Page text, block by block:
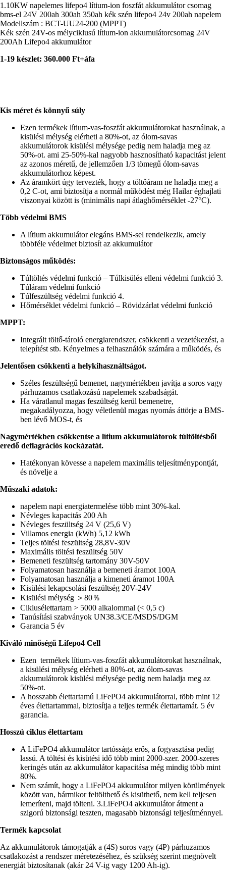
1.10KW napelemes lifepo4 lítium-ion foszfát akkumulátor csomag
bms-el 24V 200ah 300ah 350ah kék szén lifepo4 24v 200ah napelem
Modellszám : BCT-UU24-200 (MPPT)
Kék szén 24V-os mélyciklusú lítium-ion akkumulátorcsomag 24V
200Ah Lifepo4 akkumulátor
1-19 készlet: 360.000 Ft+áfa
Kis méret és könnyű súly
Ezen termékek lítium-vas-foszfát akkumulátorokat használnak, a
kisülési mélység elérheti a 80%-ot, az ólom-savas
akkumulátorok kisülési mélysége pedig nem haladja meg az
50%-ot. ami 25-50%-kal nagyobb hasznosítható kapacitást jelent
az azonos méretű, de jellemzően 1/3 tömegű ólom-savas
akkumulátorhoz képest.
Az áramkört úgy tervezték, hogy a töltőáram ne haladja meg a
0,2 C-ot, ami biztosítja a normál működést még Hailar éghajlati
viszonyai között is (minimális napi átlaghőmérséklet -27°C).
Több védelmi BMS
A lítium akkumulátor elegáns BMS-sel rendelkezik, amely
többféle védelmet biztosít az akkumulátor
Biztonságos működés:
Túltöltés védelmi funkció – Túlkisülés elleni védelmi funkció 3.
Túláram védelmi funkció
Túlfeszültség védelmi funkció 4.
Hőmérséklet védelmi funkció – Rövidzárlat védelmi funkció
MPPT:
Integrált töltő-tároló energiarendszer, csökkenti a vezetékezést, a
telepítést stb. Kényelmes a felhasználók számára a működés, és
Jelentősen csökkenti a helykihasználtságot.
Széles feszültségű bemenet, nagymértékben javítja a soros vagy
párhuzamos csatlakozású napelemek szabadságát.
Ha váratlanul magas feszültség kerül bemenetre,
megakadályozza, hogy véletlenül magas nyomás áttörje a BMS-
ben lévő MOS-t, és
Nagymértékben csökkentse a lítium akkumulátorok túltöltésből
eredő deflagrációs kockázatát.
Hatékonyan kövesse a napelem maximális teljesítménypontját,
és növelje a
Műszaki adatok:
napelem napi energiatermelése több mint 30%-kal.
Névleges kapacitás 200 Ah
Névleges feszültség 24 V (25,6 V)
Villamos energia (kWh) 5,12 kWh
Teljes töltési feszültség 28,8V-30V
Maximális töltési feszültség 50V
Bemeneti feszültség tartomány 30V-50V
Folyamatosan használja a bemeneti áramot 100A
Folyamatosan használja a kimeneti áramot 100A
Kisülési lekapcsolási feszültség 20V-24V
Kisülési mélység ＞80％
Ciklusélettartam > 5000 alkalommal (< 0,5 c)
Tanúsítási szabványok UN38.3/CE/MSDS/DGM
Garancia 5 év
Kiváló minőségű Lifepo4 Cell
Ezen termékek lítium-vas-foszfát akkumulátorokat használnak,
a kisülési mélység elérheti a 80%-ot, az ólom-savas
akkumulátorok kisülési mélysége pedig nem haladja meg az
50%-ot.
A hosszabb élettartamú LiFePO4 akkumulátorral, több mint 12
éves élettartammal, biztosítja a teljes termék élettartamát. 5 év
garancia.
Hosszú ciklus élettartam
A LiFePO4 akkumulátor tartóssága erős, a fogyasztása pedig
lassú. A töltési és kisütési idő több mint 2000-szer. 2000-szeres
keringés után az akkumulátor kapacitása még mindig több mint
80%.
Nem számít, hogy a LiFePO4 akkumulátor milyen körülmények
között van, bármikor feltölthető és kisüthető, nem kell teljesen
lemeríteni, majd tölteni. 3.LiFePO4 akkumulátor átment a
szigorú biztonsági teszten, magasabb biztonsági teljesítménnyel.
Termék kapcsolat
Az akkumulátorok támogatják a (4S) soros vagy (4P) párhuzamos
csatlakozást a rendszer méretezéséhez, és szükség szerint megnövelt
energiát biztosítanak (akár 24 V-ig vagy 1200 Ah-ig).